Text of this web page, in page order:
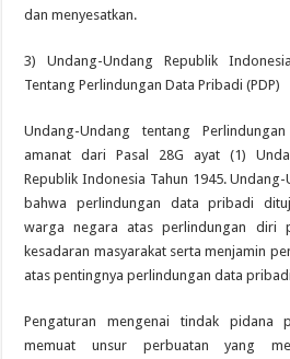
dan menyesatkan.
3) Undang-Undang Republik
Tentang Perlindungan Data Pribadi (PDP)
Undang-Undang tentang
amanat dari Pasal 28G ayat (1)
Republik Indonesia Tahun 1945.
bahwa perlindungan data pribadi
warga negara atas perlindungan diri
kesadaran masyarakat serta menjamin
atas pentingnya perlindungan data
Pengaturan mengenai tindak pidana
memuat unsur perbuatan yang